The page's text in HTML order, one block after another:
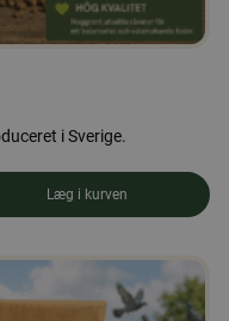
i Sverige.
piller 25 kg
Læg i kurven